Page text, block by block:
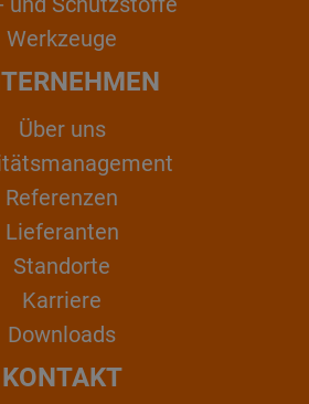
Werkzeuge
Über uns
Referenzen
Lieferanten
Standorte
Karriere
Downloads
KONTAKT